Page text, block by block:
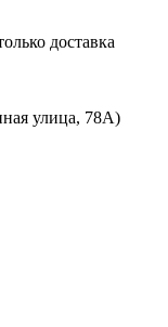
доставка
улица, 78А)